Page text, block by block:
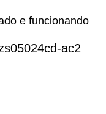
e funcionando
ac2